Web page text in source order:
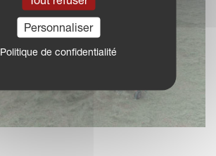
Personnaliser
Politique de confidentialité